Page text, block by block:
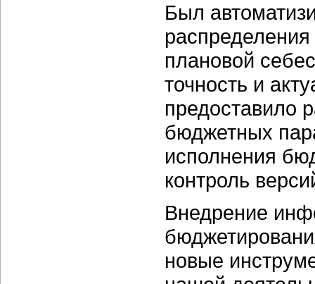
Был
плановой
точность и
предоставило
бюджетных
исполнения
контроль
Внедрение
новые